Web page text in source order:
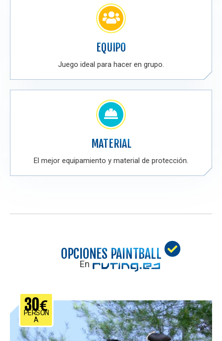
EQUIPO
Juego ideal para hacer en grupo.
MATERIAL
El mejor equipamiento y material de protección.
OPCIONES PAINTBALL
En
30€
PERSON
A